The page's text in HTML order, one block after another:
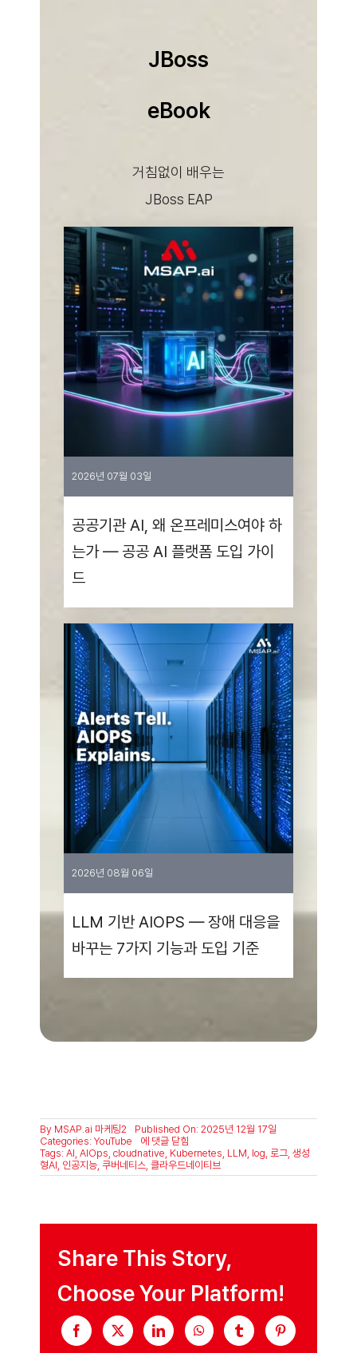
JBoss
eBook
거침없이 배우는
JBoss EAP
2026년 07월 03일
공공기관 AI, 왜 온프레미스여야 하
는가 — 공공 AI 플랫폼 도입 가이
드
2026년 08월 06일
LLM 기반 AIOPS — 장애 대응을
바꾸는 7가지 기능과 도입 기준
By MSAP.ai 마케팅2
Published On: 2025년 12월 17일
Categories: YouTube
쿠
버
네
티
분
AI
로
초
만
끝
내
는
에 댓글 닫힘
Tags: AI AIOps cloudnative Kubernetes LLM log 로그, 생성
형AI 인공지능, 쿠버네티스, 클라우드네이티브
Share This Story,
Choose Your Platform!